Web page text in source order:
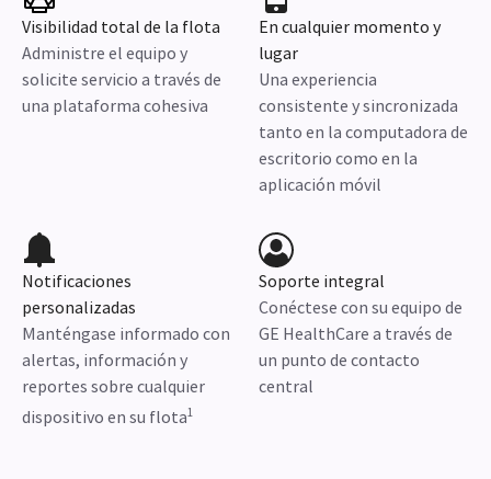
Visibilidad total de la flota
Administre el equipo y
solicite servicio a través de
una plataforma cohesiva
En cualquier momento y
lugar
Una experiencia
consistente y sincronizada
tanto en la computadora de
escritorio como en la
aplicación móvil
Notificaciones
personalizadas
Manténgase informado con
alertas, información y
reportes sobre cualquier
dispositivo en su flota1
Soporte integral
Conéctese con su equipo de
GE HealthCare a través de
un punto de contacto
central